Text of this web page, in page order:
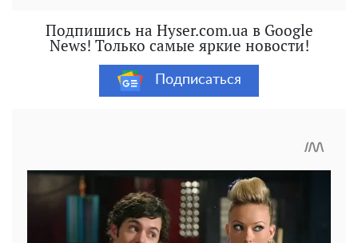
Подпишись на Hyser.com.ua в Google
News! Только самые яркие новости!
Подписаться